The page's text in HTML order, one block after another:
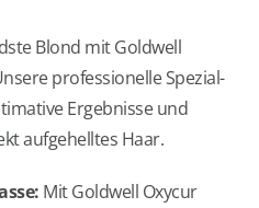
Blond mit Goldwell
professionelle Spezial-
Ergebnisse und
aufgehelltes Haar.
Mit Goldwell Oxycur